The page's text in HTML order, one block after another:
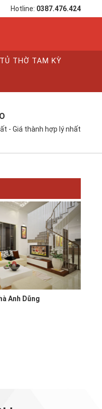
Hotline: 0387.476.424
TỦ THỜ TAM KỲ
- Giá thành hợp lý nhất
Anh Dũng